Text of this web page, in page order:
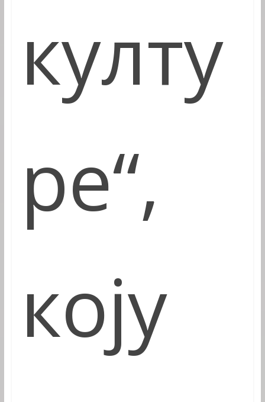
култу
ре“,
коју